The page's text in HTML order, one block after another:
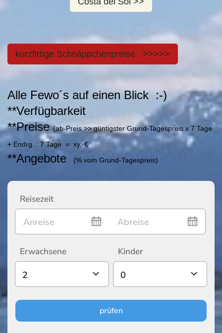
kurzfirtige Schnäppchenpreise >>>>>
Alle Fewo´s auf einen Blick :-)
**Verfügbarkeit
**Preise(ab-Preis >> güntigster Grund-Tagespreis x 7 Tage
+ Endrg. : 7 Tage = xy,-€
**Angebote (% vom Grund-Tagespreis)